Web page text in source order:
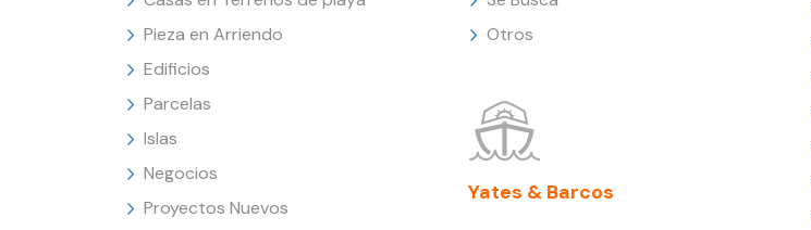
Pieza en Arriendo
Edificios
Parcelas
Islas
Negocios
Proyectos Nuevos
Otros
Yates & Barcos